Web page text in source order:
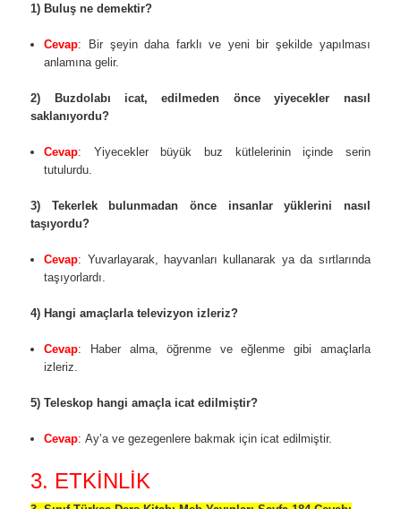
1) Buluş ne demektir?
Cevap: Bir şeyin daha farklı ve yeni bir şekilde yapılması
anlamına gelir.
2) Buzdolabı icat, edilmeden önce yiyecekler nasıl
saklanıyordu?
Cevap: Yiyecekler büyük buz kütlelerinin içinde serin
tutulurdu.
3) Tekerlek bulunmadan önce insanlar yüklerini nasıl
taşıyordu?
Cevap: Yuvarlayarak, hayvanları kullanarak ya da sırtlarında
taşıyorlardı.
4) Hangi amaçlarla televizyon izleriz?
Cevap: Haber alma, öğrenme ve eğlenme gibi amaçlarla
izleriz.
5) Teleskop hangi amaçla icat edilmiştir?
Cevap: Ay’a ve gezegenlere bakmak için icat edilmiştir.
3. ETKİNLİK